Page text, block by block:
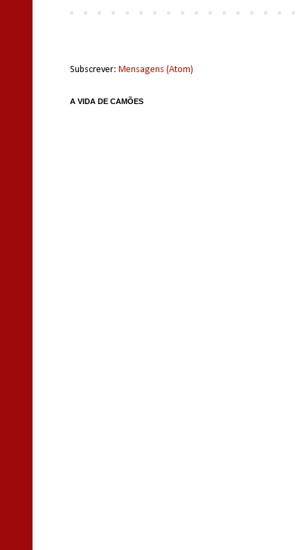
Subscrever: Mensagens (Atom)
A VIDA DE CAMÕES